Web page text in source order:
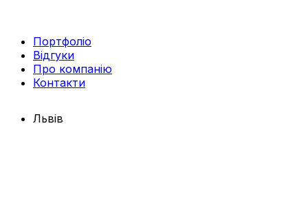
Портфоліо
Відгуки
Про компанію
Контакти
Львів